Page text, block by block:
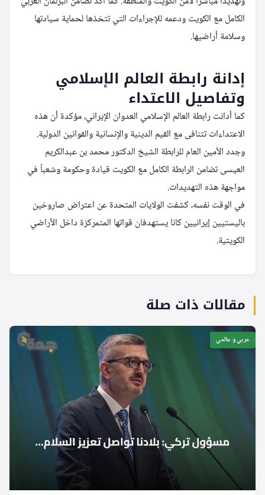
الكامل مع الكويت ودعمه للإجراءات التي تتخذها لحماية سيادتها
وسلامة أراضيها.
إدانة رابطة العالم الإسلامي
وتفاصيل الاعتداء
كما أدانت رابطة العالم الإسلامي العدوان الإيراني، مؤكدة أن هذه
الاعتداءات تتنافى مع القيم الدينية والإنسانية والقوانين الدولية.
وجدد الأمين العام للرابطة الشيخ الدكتور محمد بن عبدالكريم
العيسى تضامن الرابطة الكامل مع الكويت قيادة وحكومة وشعباً في
مواجهة هذه التهديدات.
في الوقت نفسه، كشفت الولايات المتحدة عن اعتراض صاروخين
باليستيين إيرانيين كانا يستهدفان قواتها المتمركزة داخل الأراضي
الكويتية.
مقالات ذات صلة
عربي و عالمي